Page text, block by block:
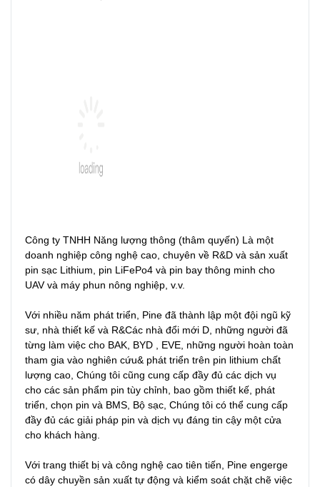
Công ty TNHH Năng lượng thông (thâm quyến) Là một
doanh nghiệp công nghệ cao, chuyên về R&D và sản xuất
pin sạc Lithium, pin LiFePo4 và pin bay thông minh cho
UAV và máy phun nông nghiệp, v.v.
Với nhiều năm phát triển, Pine đã thành lập một đội ngũ kỹ
sư, nhà thiết kế và R&Các nhà đổi mới D, những người đã
từng làm việc cho BAK, BYD , EVE, những người hoàn toàn
tham gia vào nghiên cứu& phát triển trên pin lithium chất
lượng cao, Chúng tôi cũng cung cấp đầy đủ các dịch vụ
cho các sản phẩm pin tùy chỉnh, bao gồm thiết kế, phát
triển, chọn pin và BMS, Bộ sạc, Chúng tôi có thể cung cấp
đầy đủ các giải pháp pin và dịch vụ đáng tin cậy một cửa
cho khách hàng.
Với trang thiết bị và công nghệ cao tiên tiến, Pine engerge
có dây chuyền sản xuất tự động và kiểm soát chặt chẽ việc